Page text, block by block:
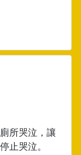
所哭泣，讓
止哭泣。